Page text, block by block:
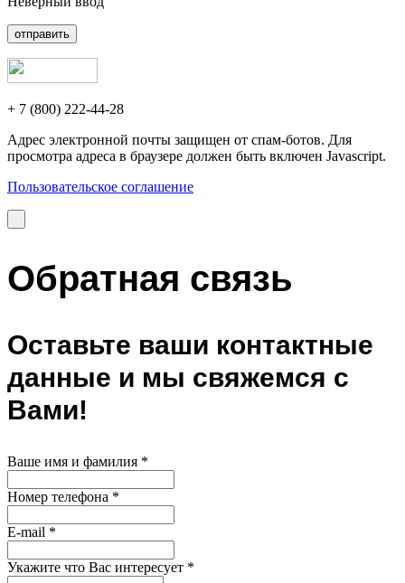
отправить
+ 7 (800) 222-44-28
Адрес электронной почты защищен от спам-ботов. Для
просмотра адреса в браузере должен быть включен Javascript.
Пользовательское соглашение
Обратная связь
Оставьте ваши контактные
данные и мы свяжемся с
Вами!
Ваше имя и фамилия *
Номер телефона *
E-mail *
Укажите что Вас интересует *